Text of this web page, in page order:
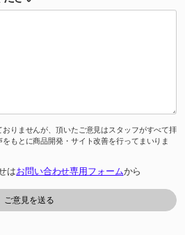
りませんが、頂いたご意見はスタッフがすべて拝
もとに商品開発・サイト改善を行ってまいりま
はお問い合わせ専用フォームから